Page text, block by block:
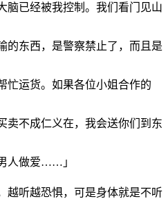
脑已经被我控制。我们看门见山
的东西，是警察禁止了，而且是
忙运货。如果各位小姐合作的
卖不成仁义在，我会送你们到东
人做爱……」
听越恐惧，可是身体就是不听